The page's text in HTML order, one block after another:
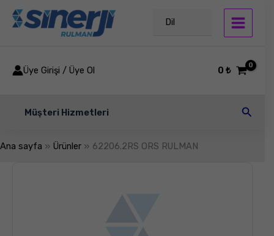
İçeriğe
atla
Dil
Üye Girişi / Üye Ol 0₺
Müşteri Hizmetleri Arama
Ana sayfa Ürünler 62206.2RS ORS RULMAN